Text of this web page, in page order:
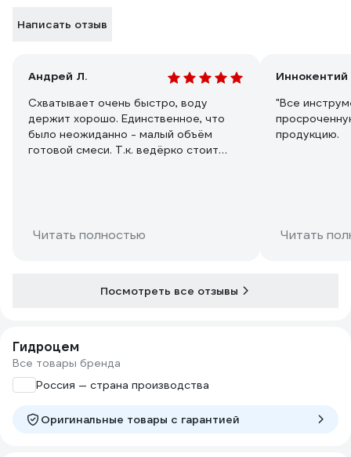
Написать отзыв
Андрей Л.
Схватывает очень быстро, воду
держит хорошо. Единственное, что
было неожиданно - малый объём
готовой смеси. Т.к. ведёрко стоит
Читать полностью
Иннокентий
"Все
продукцию.
Читать
Посмотреть все отзывы
Гидроцем
Все товары бренда
Россия — страна производства
Оригинальные товары c гарантией